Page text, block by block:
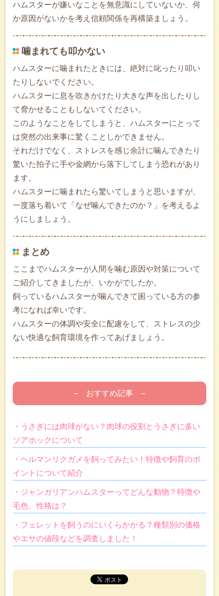
ハムスターが嫌いなことを無意識にしていないか、何
か原因がないかを考え信頼関係を再構築ましょう。
噛まれても叩かない
ハムスターに噛まれたときには、絶対に叱ったり叩い
たりしないでください。
ハムスターに息を吹きかけたり大きな声を出したりし
て脅かせることもしないてください。
このようなことをしてしまうと、ハムスターにとって
は突然の出来事に驚くことしかできません。
それだけでなく、ストレスを感じ余計に噛んできたり
驚いた拍子に手や金網から落下してしまう恐れがあり
ます。
ハムスターに噛まれたら驚いてしまうと思いますが、
一度落ち着いて「なぜ噛んできたのか？」を考えるよ
うにしましょう。
まとめ
ここまでハムスターが人間を噛む原因や対策について
ご紹介してきましたが、いかがでしたか。
飼っているハムスターが噛んできて困っている方の参
考になれば幸いです。
ハムスターの体調や安全に配慮をして、ストレスの少
ない快適な飼育環境を作ってあげましょう。
– おすすめ記事 –
・うさぎには肉球がない？肉球の役割とうさぎに多い
ソアホックについて
・ヘルマンリクガメを飼ってみたい！特徴や飼育のポ
イントについて紹介
・ジャンガリアンハムスターってどんな動物？特徴や
毛色、性格は？
・フェレットを飼うのにいくらかかる？種類別の価格
やエサの値段などを調査しました！